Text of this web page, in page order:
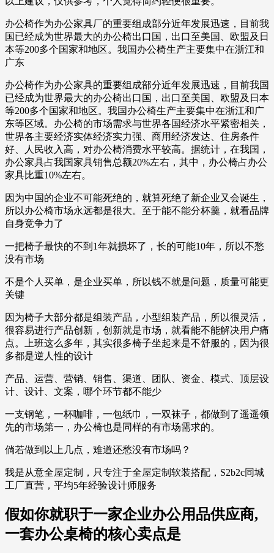
办公椅作为办公家具厂的重要组成部分近年发展迅速，目前我
国已经成为世界最大的办公椅出口国，出口至美国、欧盟及日
本等200多个国家和地区。我国办公椅生产主要集中在浙江和
广东
办公椅作为办公家具的重要组成部分近年发展迅速，目前我国
已经成为世界最大的办公椅出口国，出口至美国、欧盟及日本
等200多个国家和地区。我国办公椅生产主要集中在浙江和广
东等区域。办公椅的市场需求与世界各国经济水平紧密相关，
世界各主要经济实体经济实力强、商用经济发达、住房条件
好、人民收入高，对办公椅消费水平较高。据统计，在我国，
办公家具占我国家具销售总额20%左右，其中，办公椅占办公
家具比重10%左右。
因为中国的企业不可能死绝的，就算死绝了新企业又会诞生，
所以办公椅市场永远都是很大。至于能不能分杯羹，就看品牌
自身竞争力了
一把椅子最快的不到1年就损坏了，长的可能10年，所以不愁
没有市场
不是个人买单，是企业买单，所以钱不就是问题，质量可能更
关键
因为椅子大部分都是组装产品，小型组装产品，所以很灵活，
很容易进行产品创新，创新就是市场，就看能不能解决用户痛
点。上班这么多年，其实很多椅子坐起来是不舒服的，因为很
多都是逆人性的设计
产品、运营、营销、销售、渠道、团队、资金、模式、顶层设
计、设计、文案，哪个环节都不能少
一支钢笔，一杯咖啡，一包纸巾，一双袜子，都做到了遥遥领
先的市场第一，办公椅也是同样的有市场需求的。
倘若做到以上几点，难道还愁没有市场吗？
我是从意全屋定制，只专注于全屋定制软装搭配，S2b2c同城
工厂直营，平均5年经验设计师服务
假如你就职于一家企业办公用品供应商,
一套办公桌椅的核心卖点是